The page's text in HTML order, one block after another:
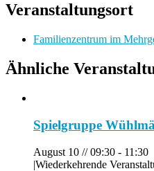
Veranstaltungsort
Familienzentrum im
Ähnliche
Spielgruppe
August 10 // 09:30 - 11:30
|Wiederkehrende